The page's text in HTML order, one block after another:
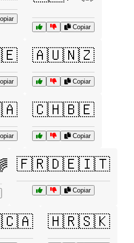
Copiar
🇦🇺🇳🇿
Copiar
🇨🇭🇧🇪
Copiar
🇫🇷🇩🇪🇮🇹
Copiar
🇭🇷🇸🇰